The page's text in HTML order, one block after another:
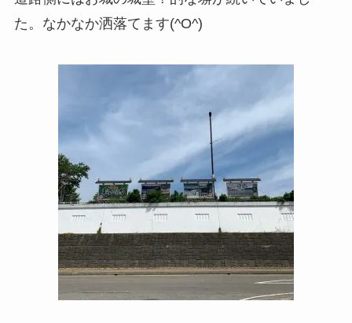
た。なかなか洒落てます(^O^)